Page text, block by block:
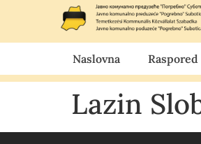
Naslovna Raspored
Lazin